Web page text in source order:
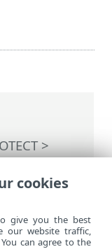
>
PROTECT
>
cookies
give you the best
our website traffic,
can agree to the